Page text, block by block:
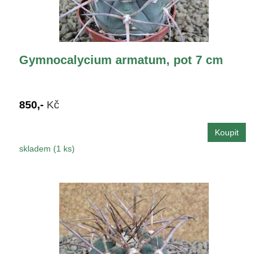
Gymnocalycium armatum, pot 7 cm
850,- Kč
skladem (1 ks)